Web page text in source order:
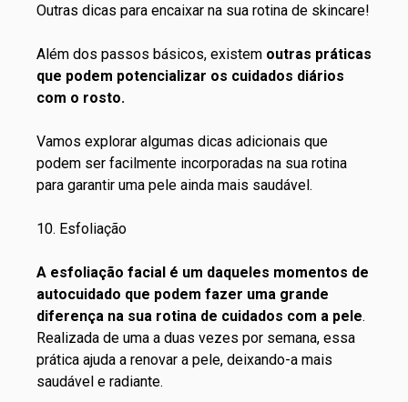
Outras dicas para encaixar na sua rotina de skincare!
Além dos passos básicos, existem outras práticas
que podem potencializar os cuidados diários
com o rosto.
Vamos explorar algumas dicas adicionais que
podem ser facilmente incorporadas na sua rotina
para garantir uma pele ainda mais saudável.
10. Esfoliação
A esfoliação facial é um daqueles momentos de
autocuidado que podem fazer uma grande
diferença na sua rotina de cuidados com a pele.
Realizada de uma a duas vezes por semana, essa
prática ajuda a renovar a pele, deixando-a mais
saudável e radiante.